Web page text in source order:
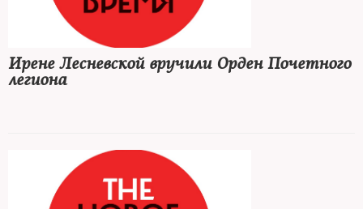
Ирене Лесневской вручили Орден Почетного
легиона